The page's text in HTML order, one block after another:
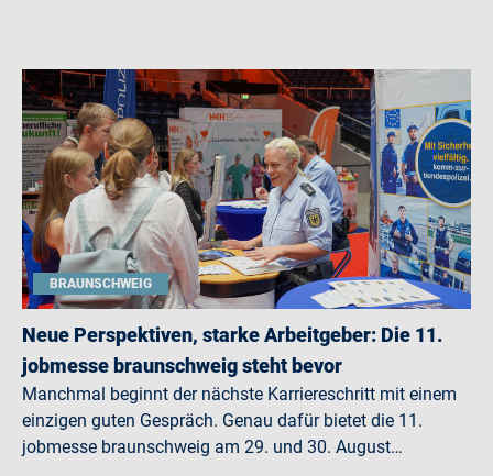
BRAUNSCHWEIG
Neue Perspektiven, starke Arbeitgeber: Die 11.
jobmesse braunschweig steht bevor
Manchmal beginnt der nächste Karriereschritt mit einem
einzigen guten Gespräch. Genau dafür bietet die 11.
jobmesse braunschweig am 29. und 30. August…